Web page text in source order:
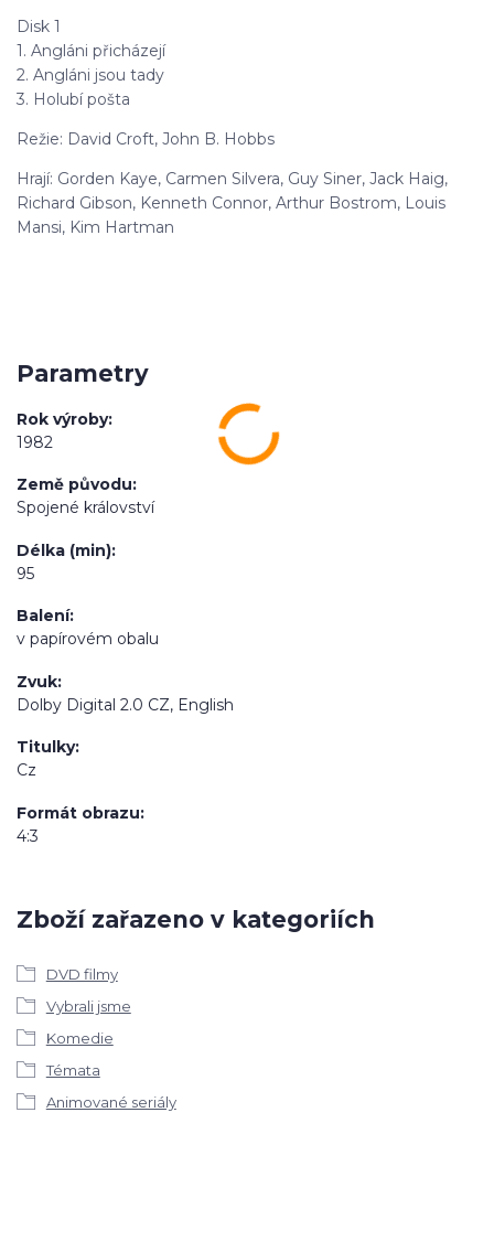
Disk 1
1. Angláni přicházejí
2. Angláni jsou tady
3. Holubí pošta
Režie: David Croft, John B. Hobbs
Hrají: Gorden Kaye, Carmen Silvera, Guy Siner, Jack Haig,
Richard Gibson, Kenneth Connor, Arthur Bostrom, Louis
Mansi, Kim Hartman
Parametry
Rok výroby
1982
Země původu
Spojené království
Délka (min)
95
Balení
v papírovém obalu
Zvuk
Dolby Digital 2.0 CZ, English
Titulky
Cz
Formát obrazu
4:3
Zboží zařazeno v kategoriích
DVD filmy
Vybrali jsme
Komedie
Témata
Animované seriály